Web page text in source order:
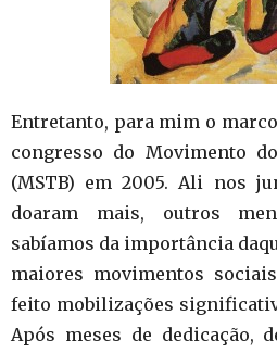
Entretanto, para mim o
congresso do Movimento
(MSTB) em 2005. Ali nos
doaram mais, outros
sabíamos da importância
maiores movimentos
feito mobilizações
Após meses de dedicação,